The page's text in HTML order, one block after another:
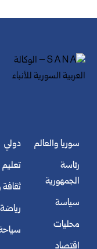
سوريا والعالم
رئاسة
الجمهورية
سياسة
محليات
اقتصاد
دولي
تعليم
رياضة